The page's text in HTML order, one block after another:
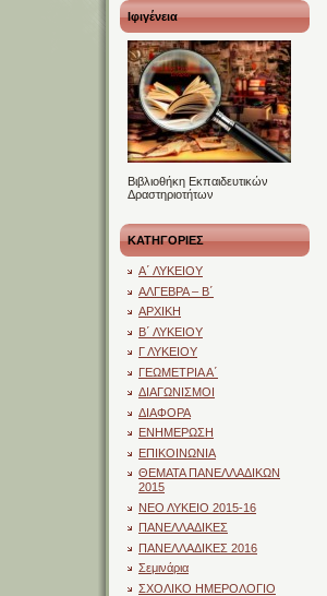
Ιφιγένεια
Βιβλιοθήκη Εκπαιδευτικών
Δραστηριοτήτων
ΚΑΤΗΓΟΡΙΕΣ
Α΄ ΛΥΚΕΙΟΥ
ΑΛΓΕΒΡΑ – Β΄
ΑΡΧΙΚΗ
Β΄ ΛΥΚΕΙΟΥ
Γ ΛΥΚΕΙΟΥ
ΓΕΩΜΕΤΡΙΑ Α΄
ΔΙΑΓΩΝΙΣΜΟΙ
ΔΙΑΦΟΡΑ
ΕΝΗΜΕΡΩΣΗ
ΕΠΙΚΟΙΝΩΝΙΑ
ΘΕΜΑΤΑ ΠΑΝΕΛΛΑΔΙΚΩΝ
2015
ΝΕΟ ΛΥΚΕΙΟ 2015-16
ΠΑΝΕΛΛΑΔΙΚΕΣ
ΠΑΝΕΛΛΑΔΙΚΕΣ 2016
Σεμινάρια
ΣΧΟΛΙΚΟ ΗΜΕΡΟΛΟΓΙΟ